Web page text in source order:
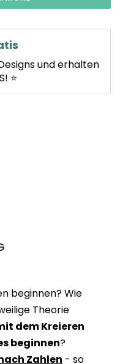
und erhalten
⭐
beginnen? Wie
Theorie
dem Kreieren
beginnen?
Zahlen - so